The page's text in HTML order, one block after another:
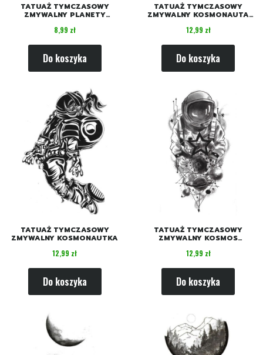
TATUAŻ TYMCZASOWY
ZMYWALNY PLANETY
Cena
8,99 zł
Do koszyka
TATUAŻ TYMCZASOWY
ZMYWALNY KOSMONAUTA
Cena
12,99 zł
Do koszyka
TATUAŻ TYMCZASOWY
ZMYWALNY KOSMONAUTKA
Cena
12,99 zł
Do koszyka
TATUAŻ TYMCZASOWY
ZMYWALNY KOSMOS
Cena
12,99 zł
Do koszyka